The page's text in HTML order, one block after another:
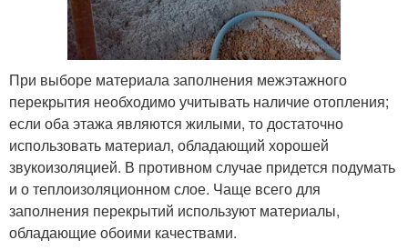
При выборе материала заполнения межэтажного
перекрытия необходимо учитывать наличие отопления;
если оба этажа являются жилыми, то достаточно
использовать материал, обладающий хорошей
звукоизоляцией. В противном случае придется подумать
и о теплоизоляционном слое. Чаще всего для
заполнения перекрытий используют материалы,
обладающие обоими качествами.